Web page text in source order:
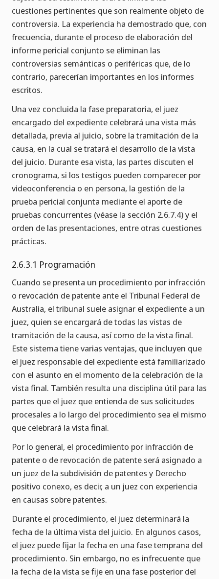
cuestiones pertinentes que son realmente objeto de
controversia. La experiencia ha demostrado que, con
frecuencia, durante el proceso de elaboración del
informe pericial conjunto se eliminan las
controversias semánticas o periféricas que, de lo
contrario, parecerían importantes en los informes
escritos.
Una vez concluida la fase preparatoria, el juez
encargado del expediente celebrará una vista más
detallada, previa al juicio, sobre la tramitación de la
causa, en la cual se tratará el desarrollo de la vista
del juicio. Durante esa vista, las partes discuten el
cronograma, si los testigos pueden comparecer por
videoconferencia o en persona, la gestión de la
prueba pericial conjunta mediante el aporte de
pruebas concurrentes (véase la sección 2.6.7.4) y el
orden de las presentaciones, entre otras cuestiones
prácticas.
2.6.3.1 Programación
Cuando se presenta un procedimiento por infracción
o revocación de patente ante el Tribunal Federal de
Australia, el tribunal suele asignar el expediente a un
juez, quien se encargará de todas las vistas de
tramitación de la causa, así como de la vista final.
Este sistema tiene varias ventajas, que incluyen que
el juez responsable del expediente está familiarizado
con el asunto en el momento de la celebración de la
vista final. También resulta una disciplina útil para las
partes que el juez que entienda de sus solicitudes
procesales a lo largo del procedimiento sea el mismo
que celebrará la vista final.
Por lo general, el procedimiento por infracción de
patente o de revocación de patente será asignado a
un juez de la subdivisión de patentes y Derecho
positivo conexo, es decir, a un juez con experiencia
en causas sobre patentes.
Durante el procedimiento, el juez determinará la
fecha de la última vista del juicio. En algunos casos,
el juez puede fijar la fecha en una fase temprana del
procedimiento. Sin embargo, no es infrecuente que
la fecha de la vista se fije en una fase posterior del